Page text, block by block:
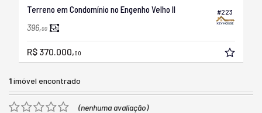
#223
Terreno em Condomínio no Engenho Velho II
396,00
R$ 370.000,00
1imóvel encontrado
(nenhuma avaliação)